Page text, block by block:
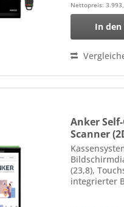
Nettopreis:
In den
Anker
Scanner
(23,8),
integrierter